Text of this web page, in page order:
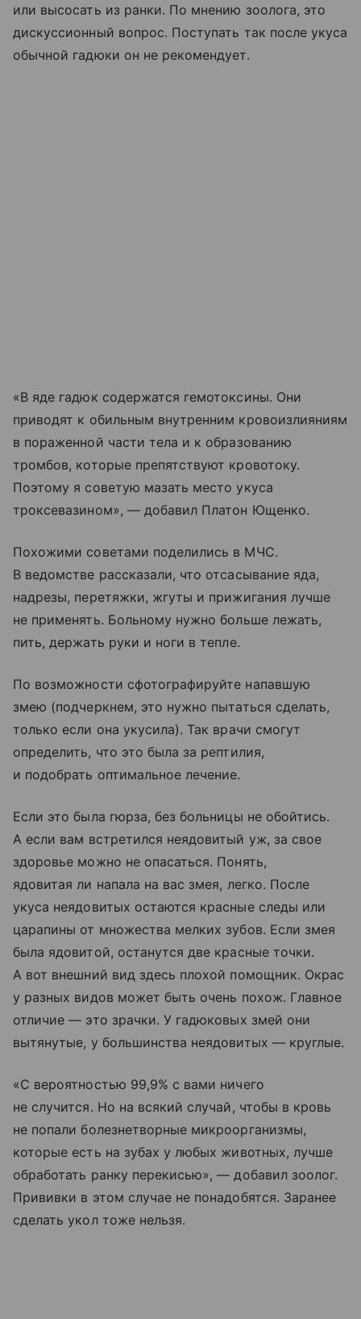
или высосать из ранки. По мнению зоолога, это
дискуссионный вопрос. Поступать так после укуса
обычной гадюки он не рекомендует.
«В яде гадюк содержатся гемотоксины. Они
приводят к обильным внутренним кровоизлияниям
в пораженной части тела и к образованию
тромбов, которые препятствуют кровотоку.
Поэтому я советую мазать место укуса
троксевазином», — добавил Платон Ющенко.
Похожими советами поделились в МЧС.
В ведомстве рассказали, что отсасывание яда,
надрезы, перетяжки, жгуты и прижигания лучше
не применять. Больному нужно больше лежать,
пить, держать руки и ноги в тепле.
По возможности сфотографируйте напавшую
змею (подчеркнем, это нужно пытаться сделать,
только если она укусила). Так врачи смогут
определить, что это была за рептилия,
и подобрать оптимальное лечение.
Если это была гюрза, без больницы не обойтись.
А если вам встретился неядовитый уж, за свое
здоровье можно не опасаться. Понять,
ядовитая ли напала на вас змея, легко. После
укуса неядовитых остаются красные следы или
царапины от множества мелких зубов. Если змея
была ядовитой, останутся две красные точки.
А вот внешний вид здесь плохой помощник. Окрас
у разных видов может быть очень похож. Главное
отличие — это зрачки. У гадюковых змей они
вытянутые, у большинства неядовитых — круглые.
«С вероятностью 99,9% с вами ничего
не случится. Но на всякий случай, чтобы в кровь
не попали болезнетворные микроорганизмы,
которые есть на зубах у любых животных, лучше
обработать ранку перекисью», — добавил зоолог.
Прививки в этом случае не понадобятся. Заранее
сделать укол тоже нельзя.